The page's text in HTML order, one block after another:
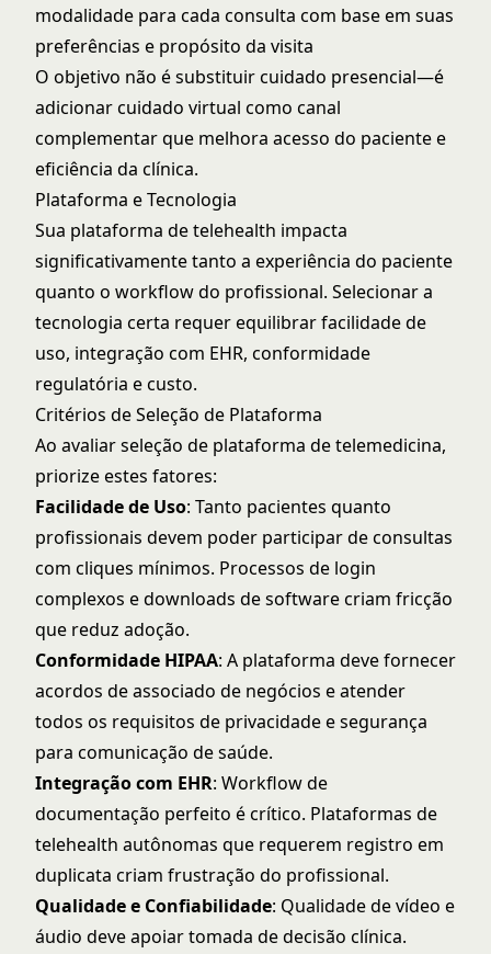
modalidade para cada consulta com base em suas
preferências e propósito da visita
O objetivo não é substituir cuidado presencial—é
adicionar cuidado virtual como canal
complementar que melhora acesso do paciente e
eficiência da clínica.
Plataforma e Tecnologia
Sua plataforma de telehealth impacta
significativamente tanto a experiência do paciente
quanto o workflow do profissional. Selecionar a
tecnologia certa requer equilibrar facilidade de
uso, integração com EHR, conformidade
regulatória e custo.
Critérios de Seleção de Plataforma
Ao avaliarseleção de plataforma de telemedicina,
priorize estes fatores:
Facilidade de Uso: Tanto pacientes quanto
profissionais devem poder participar de consultas
com cliques mínimos. Processos de login
complexos e downloads de software criam fricção
que reduz adoção.
Conformidade HIPAA: A plataforma deve fornecer
acordos de associado de negócios e atender
todos os requisitos de privacidade e segurança
para comunicação de saúde.
Integração com EHR: Workflow de
documentação perfeito é crítico. Plataformas de
telehealth autônomas que requerem registro em
duplicata criam frustração do profissional.
Qualidade e Confiabilidade: Qualidade de vídeo e
áudio deve apoiar tomada de decisão clínica.